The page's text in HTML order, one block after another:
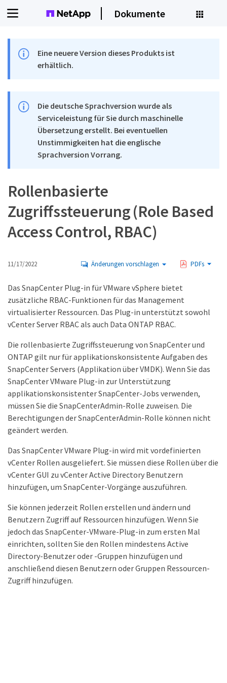
Dokumente
Eine neuere Version dieses Produkts ist
erhältlich.
Die deutsche Sprachversion wurde als
Serviceleistung für Sie durch maschinelle
Übersetzung erstellt. Bei eventuellen
Unstimmigkeiten hat die englische
Sprachversion Vorrang.
Rollenbasierte
Zugriffssteuerung (Role Based
Access Control, RBAC)
11/17/2022 Änderungen vorschlagen PDFs
Das SnapCenter Plug-in für VMware vSphere bietet
zusätzliche RBAC-Funktionen für das Management
virtualisierter Ressourcen. Das Plug-in unterstützt sowohl
vCenter Server RBAC als auch Data ONTAP RBAC.
Die rollenbasierte Zugriffssteuerung von SnapCenter und
ONTAP gilt nur für applikationskonsistente Aufgaben des
SnapCenter Servers (Applikation über VMDK). Wenn Sie das
SnapCenter VMware Plug-in zur Unterstützung
applikationskonsistenter SnapCenter-Jobs verwenden,
müssen Sie die SnapCenterAdmin-Rolle zuweisen. Die
Berechtigungen der SnapCenterAdmin-Rolle können nicht
geändert werden.
Das SnapCenter VMware Plug-in wird mit vordefinierten
vCenter Rollen ausgeliefert. Sie müssen diese Rollen über die
vCenter GUI zu vCenter Active Directory Benutzern
hinzufügen, um SnapCenter-Vorgänge auszuführen.
Sie können jederzeit Rollen erstellen und ändern und
Benutzern Zugriff auf Ressourcen hinzufügen. Wenn Sie
jedoch das SnapCenter-VMware-Plug-in zum ersten Mal
einrichten, sollten Sie den Rollen mindestens Active
Directory-Benutzer oder -Gruppen hinzufügen und
anschließend diesen Benutzern oder Gruppen Ressourcen-
Zugriff hinzufügen.